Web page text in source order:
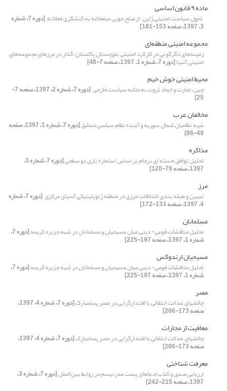
ماده ۹ قانون اساسی‏
‏ تحول سیاست امنیتی ژاپن: از صلح جویی منفعلانه به کنشگری فعالانه ‏ [دوره 7، شماره
3، 1397، صفحه 153-181]
مجموعه امنیتی منطقه‌ای
زمینه‌های دگرگونی در کارکرد امنیتی بلوچستانِ پاکستان: گذار در مرزهای مجموعه‌های
امنیتی آسیا[دوره 7، شماره 1، 1397، صفحه 7-48]
محیط امنیتی خوش ‏خیم ‏
چین، تجارت و ایجاد ثروت به مثابه سیاست خارجی ‏ [دوره 7، شماره 2، 1397، صفحه 7-
25]
مخالفان عرب
شبه نظامیان شمال سوریه و آینده نظام سیاسی دمشق [دوره 7، شماره 1، 1397، صفحه
49-86]
مذاکره
تحلیل توافق هسته ای برجام بر اساس استعاره بازی دو سطحی [دوره 7، شماره 3،
1397، صفحه 79-120]
مرز
تبیین و طبقه بندی اختلافات مرزی در منطقه ژئوپلیتیکی آسیای مرکزی ‏ [دوره 7، شماره
4، 1397، صفحه 133-172]
مسلمانان
تحلیل مناقشات قومی- دینی میان مسیحیان و مسلمانان در شبه جزیره کریمه [دوره 7،
شماره 1، 1397، صفحه 197-225]
مسیحیان ارتدوکس
تحلیل مناقشات قومی- دینی میان مسیحیان و مسلمانان در شبه جزیره کریمه [دوره 7،
شماره 1، 1397، صفحه 197-225]
مصر
چالش‏های عدالت انتقالی با اقتدارگرایی در مصر پسامبارک [دوره 7، شماره 4، 1397،
صفحه 173-206]
معافیت از مجازات‏
چالش‏های عدالت انتقالی با اقتدارگرایی در مصر پسامبارک [دوره 7، شماره 4، 1397،
صفحه 173-206]
معرفت شناختی
ارزیابی صدق و کذب ادعاهای پست مدرنیسم در روابط بین‌الملل [دوره 7، شماره 3،
1397، صفحه 215-242]